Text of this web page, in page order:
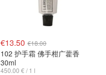
€13.50 €18.00
102 护手霜 佛手柑广藿香
30ml
450.00 € / 1 l